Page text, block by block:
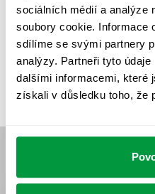
sociálních médií a analýze
soubory cookie. Informace
sdílíme se svými partnery
analýzy. Partneři tyto
dalšími informacemi, které
získali v důsledku toho, že
VÝPOČET OSVĚTLENÍ
VÝPOČTY A NÁVRHY
ZKOUŠKY NOUZOVÉHO